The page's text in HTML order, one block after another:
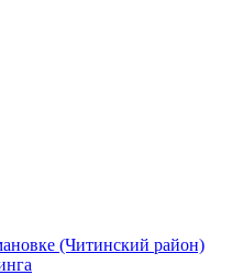
(Читинский район)